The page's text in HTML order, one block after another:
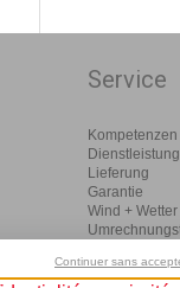
Service
Kompetenzen
Lieferung
Garantie
Wind + Wetter
Distributor
Continuer sans